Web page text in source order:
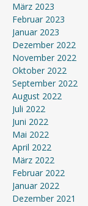
März 2023
Februar 2023
Januar 2023
Dezember 2022
November 2022
Oktober 2022
September 2022
August 2022
Juli 2022
Juni 2022
Mai 2022
April 2022
März 2022
Februar 2022
Januar 2022
Dezember 2021